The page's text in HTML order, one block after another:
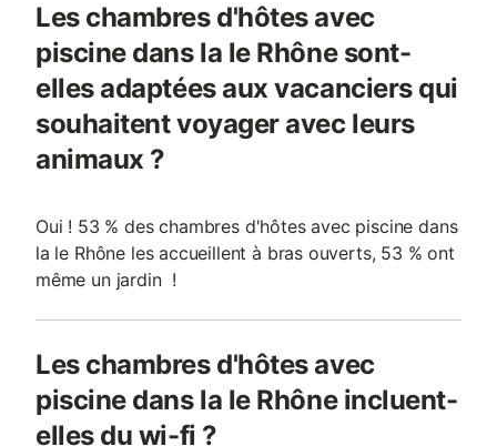
Les chambres d'hôtes avec
piscine dans la le Rhône sont-
elles adaptées aux vacanciers qui
souhaitent voyager avec leurs
animaux ?
Oui ! 53 % des chambres d'hôtes avec piscine dans
la le Rhône les accueillent à bras ouverts, 53 % ont
même un jardin !
Les chambres d'hôtes avec
piscine dans la le Rhône incluent-
elles du wi-fi ?